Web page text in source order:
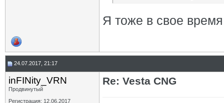
Я тоже в свое
24.07.2017, 21:17
inFINity_VRN
Продвинутый
Регистрация: 12.06.2017
Re: Vesta CNG